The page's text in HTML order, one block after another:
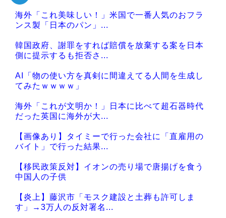
海外「これ美味しい！」米国で一番人気のおフラ
ンス製「日本のパン」...
韓国政府、謝罪をすれば賠償を放棄する案を日本
側に提示するも拒否さ...
AI「物の使い方を真剣に間違えてる人間を生成し
てみたｗｗｗｗ」
海外「これが文明か！」日本に比べて超石器時代
だった英国に海外が大...
【画像あり】タイミーで行った会社に「直雇用の
バイト」で行った結果...
【移民政策反対】イオンの売り場で唐揚げを食う
中国人の子供
【炎上】藤沢市「モスク建設と土葬も許可しま
す」→3万人の反対署名...